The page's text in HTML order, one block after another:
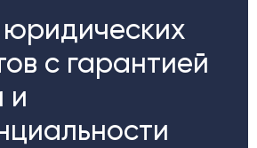
с гарантией
и